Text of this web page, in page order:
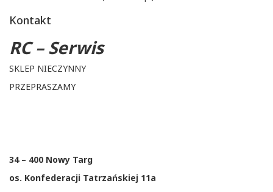
Kontakt
RC – Serwis
SKLEP NIECZYNNY
PRZEPRASZAMY
34 – 400 Nowy Targ
os. Konfederacji Tatrzańskiej 11a